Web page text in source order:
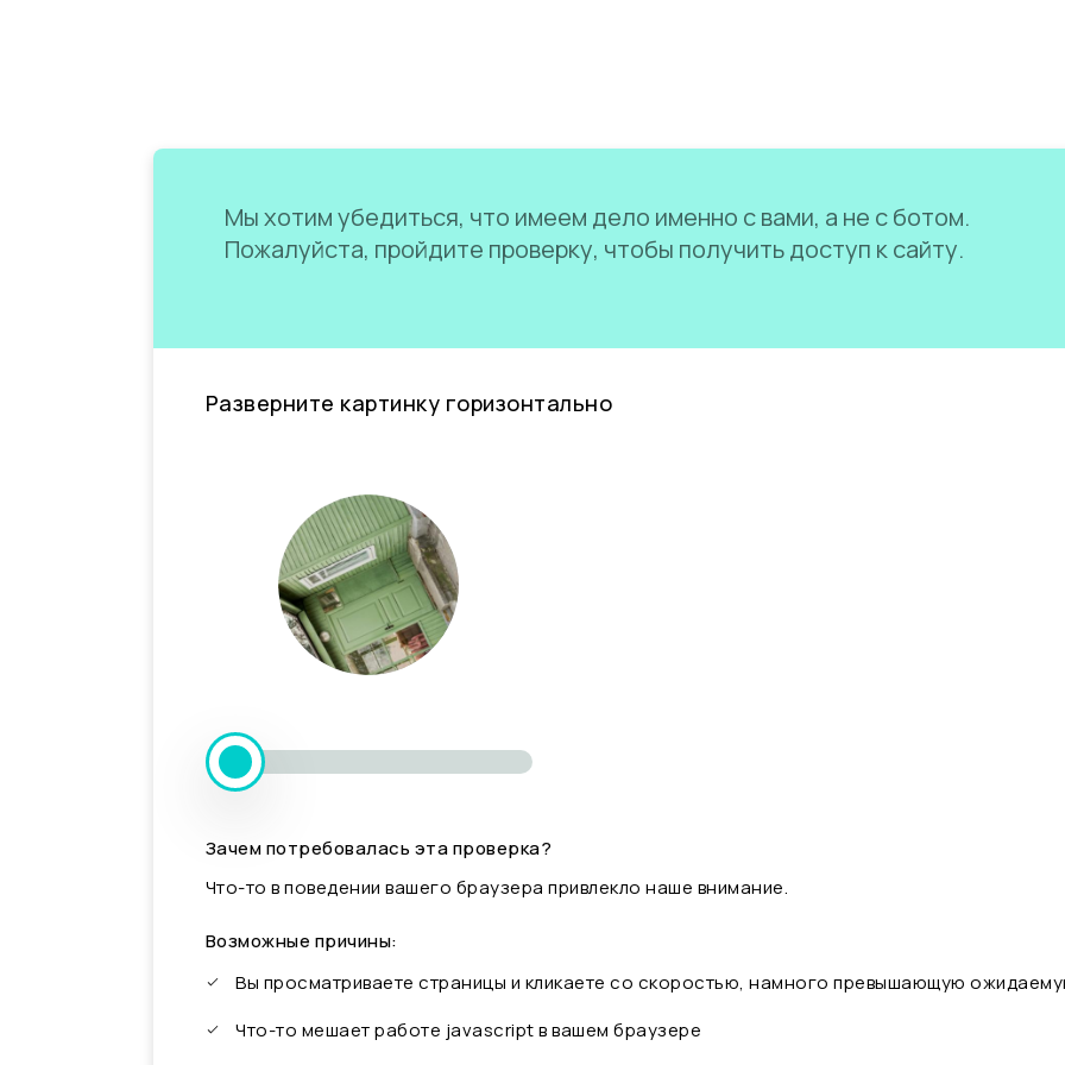
Мы хотим убедиться, что имеем дело именно с вами, а не с ботом.
Пожалуйста, пройдите проверку, чтобы получить доступ к сайту.
Разверните картинку горизонтально
Зачем потребовалась эта проверка?
Что-то в поведении вашего браузера привлекло наше внимание.
Возможные причины:
Вы просматриваете страницы и кликаете со скоростью, намного превышающую
Что-то мешает работе javascript в вашем браузере